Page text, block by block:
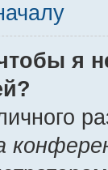
я